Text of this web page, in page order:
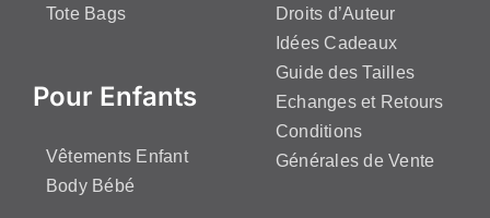
Tote Bags
Pour Enfants
Vêtements Enfant
Body Bébé
Droits d’Auteur
Idées Cadeaux
Guide des Tailles
Echanges et Retours
Conditions
Générales de Vente